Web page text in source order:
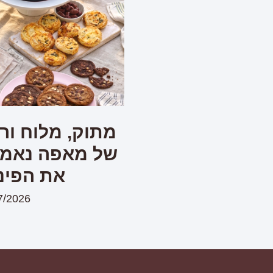
מתוק, מלוח
של מאפה
את
2026